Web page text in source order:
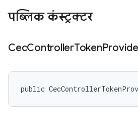
पब्लिक कंस्ट्रक्टर
CecControllerToken
public